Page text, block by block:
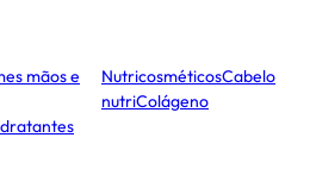
mãos e
NutricosméticosCabelo
nutriColágeno